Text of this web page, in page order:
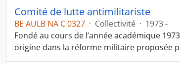
Comité de lutte antimilitariste
BE AULB NA C 0327 · Collectivité · 1973 -
Fondé au cours de l’année académique
origine dans la réforme militaire proposée